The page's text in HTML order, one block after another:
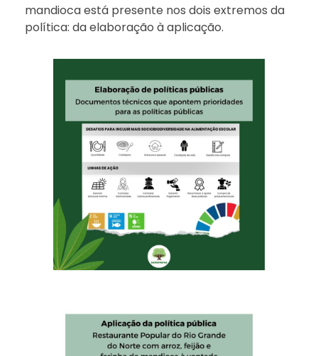
mandioca está presente nos dois extremos da
política: da elaboração à aplicação.